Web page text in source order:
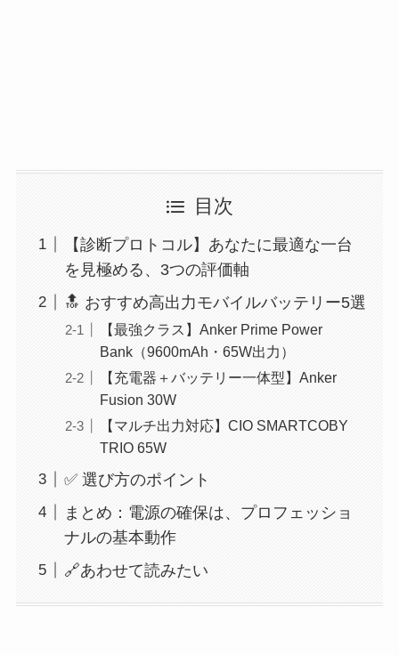
目次
【診断プロトコル】あなたに最適な一台
を見極める、3つの評価軸
🔝 おすすめ高出力モバイルバッテリー5選
【最強クラス】Anker Prime Power
Bank（9600mAh・65W出力）
【充電器＋バッテリー一体型】Anker
Fusion 30W
【マルチ出力対応】CIO SMARTCOBY
TRIO 65W
✅ 選び方のポイント
まとめ：電源の確保は、プロフェッショ
ナルの基本動作
🔗あわせて読みたい